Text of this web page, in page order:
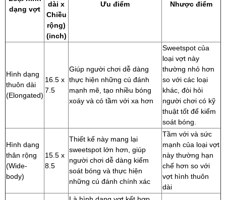
dạng vợt
dài x
Chiều
rộng)
(inch)
Ưu điểm Nhược điểm
Hình dạng
thuôn dài
(Elongated)
16.5 x
7.5
Giúp người chơi dễ dàng
thực hiện những cú đánh
mạnh mẽ, tạo nhiều bóng
xoáy và có tầm với xa hơn
Sweetspot của
loại vợt này
thường nhỏ hơn
so với các loại
khác, đòi hỏi
người chơi có kỹ
thuật tốt để kiểm
soát bóng.
Hình dạng
thân rộng
(Wide-
body)
15.5 x
8.5
Thiết kế này mang lại
sweetspot lớn hơn, giúp
người chơi dễ dàng kiểm
soát bóng và thực hiện
những cú đánh chính xác
Tầm với và sức
mạnh của loại vợt
này thường hạn
chế hơn so với
vợt hình thuôn
dài